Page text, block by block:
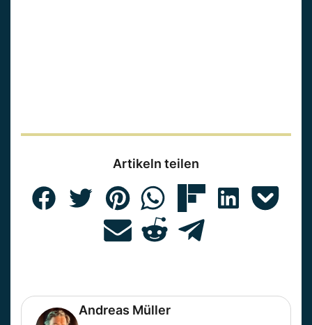
Artikeln teilen
Andreas Müller